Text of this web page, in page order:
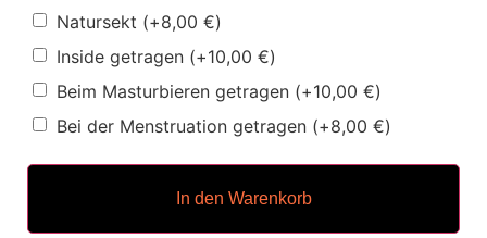
Natursekt (+8,00 €)
Inside getragen (+10,00 €)
Beim Masturbieren getragen (+10,00 €)
Bei der Menstruation getragen (+8,00 €)
In den Warenkorb